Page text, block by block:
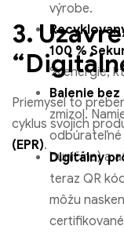
výrobe.
100 %
% energie,
Balenie
zmizol.
odbúrateľné
buničina) a
3.
Priemysel to
cyklus svojich
(EPR).
Digitálny
teraz QR
môžu